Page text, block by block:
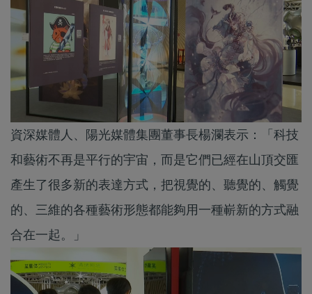
資深媒體人、陽光媒體集團董事長楊瀾表示：「科技
和藝術不再是平行的宇宙，而是它們已經在山頂交匯
產生了很多新的表達方式，把視覺的、聽覺的、觸覺
的、三維的各種藝術形態都能夠用一種嶄新的方式融
合在一起。」